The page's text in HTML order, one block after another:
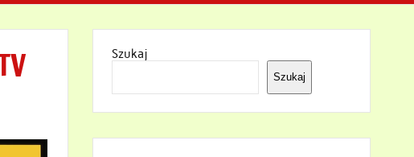
Szukaj
Szukaj